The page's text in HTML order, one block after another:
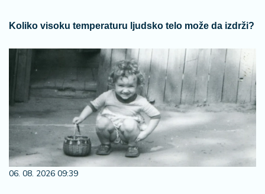
Koliko visoku temperaturu ljudsko telo može da izdrži?
06. 08. 2026 09:39